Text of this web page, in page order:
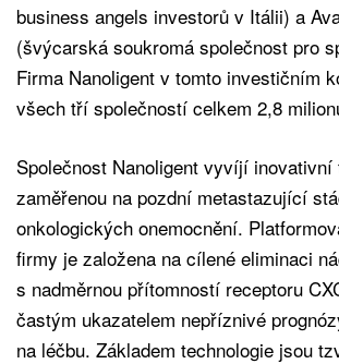
business angels investorů v Itálii) a
(švýcarská soukromá společnost pro
Firma Nanoligent v tomto investičním
všech tří společností celkem 2,8
Společnost Nanoligent vyvíjí inovativní
zaměřenou na pozdní metastazující
onkologických onemocnění.
firmy je založena na cílené eliminaci
s nadměrnou přítomností receptoru
častým ukazatelem nepříznivé
na léčbu. Základem technologie jsou